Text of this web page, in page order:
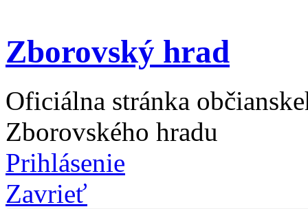
Zborovský hrad
Oficiálna stránka
Zborovského hradu
Prihlásenie
Zavrieť